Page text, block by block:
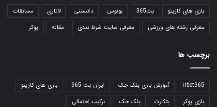
بازی های کازینو
بت365 بونوس دانستنی لاتاری
مسابقات
معرفی رشته های ورزشی
معرفی سایت شرط بندی مقاله پوکر
برچسب ها
irbet365 آموزش بازی بلک جک ایران بت 365
بازی های کازینو
بازی پوکر
بتکارت بلک جک
ترکیب احتمالی